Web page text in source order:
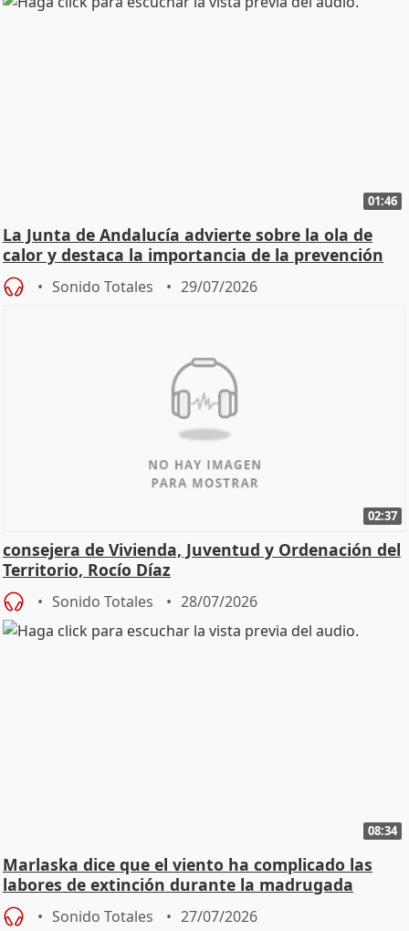
01:46
La Junta de Andalucía advierte sobre la ola de
calor y destaca la importancia de la prevención
Sonido Totales 29/07/2026
02:37
consejera de Vivienda, Juventud y Ordenación del
Territorio, Rocío Díaz
Sonido Totales 28/07/2026
08:34
Marlaska dice que el viento ha complicado las
labores de extinción durante la madrugada
Sonido Totales 27/07/2026